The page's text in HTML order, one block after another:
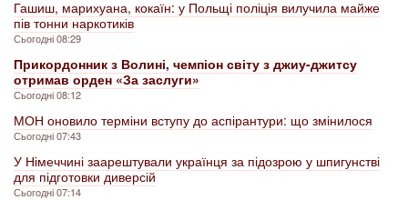
Гашиш, марихуана, кокаїн: у Польщі поліція вилучила майже
пів тонни наркотиків
Сьогодні 08:29
Прикордонник з Волині, чемпіон світу з джиу-джитсу
отримав орден «За заслуги»
Сьогодні 08:12
МОН оновило терміни вступу до аспірантури: що змінилося
Сьогодні 07:43
У Німеччині заарештували українця за підозрою у шпигунстві
для підготовки диверсій
Сьогодні 07:14